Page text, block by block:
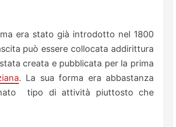
era stato già introdotto nel 1800
può essere collocata addirittura
creata e pubblicata per la prima
. La sua forma era abbastanza
tipo di attività piuttosto che